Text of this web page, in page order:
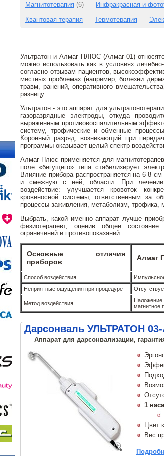
Магнитотерапия (6) Инфракрасная и
Квантовая терапия
Термотерапия
Ультратон и Алмаг ПЛЮС (Алмаг-01)
можно использовать как в условиях
согласно отзывам пациентов,
местных проблемах (например, болезни
травм, ранений, оперативного
разницу.
Ультратон - это аппарат для
газоразрядные электроды, откуда
выраженным противовоспалительным
систему, трофические и обменные
Коронный разряд, возникающий при
программы оказывает целый спектр
Алмаг-Плюс применяется для
поле «бегущего» типа стабилизирует
Влияние прибора распространяется на 6-8
и смежную с ней, области. При лечении
воздействие: улучшается кровоток
кровеносной системы, ответственным за
процессы заживления, метаболизм, трофика,
Выбрать, какой именно аппарат лучше
физиотерапевт, оценив общее состояние
ограничений и противопоказаний.
Основные отличия
приборов
Алмаг
Способ воздействия
Неприятные ощущения при процедуре
Метод воздействия
Наложение
магнитное
Дарсонваль УЛЬТРАТОН
Аппарат для дарсонвализации,
1
Цвет
Вес